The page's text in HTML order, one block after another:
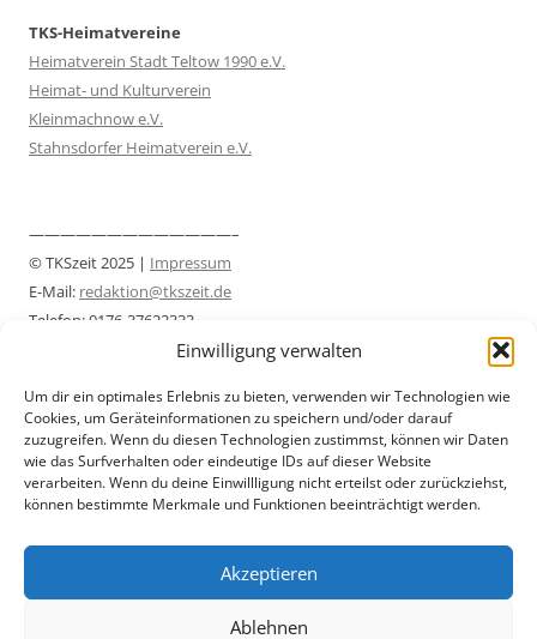
Einwilligung verwalten
Um dir ein optimales Erlebnis zu bieten, verwenden wir Technologien wie
Cookies, um Geräteinformationen zu speichern und/oder darauf
zuzugreifen. Wenn du diesen Technologien zustimmst, können wir Daten
wie das Surfverhalten oder eindeutige IDs auf dieser Website
verarbeiten. Wenn du deine Einwillligung nicht erteilst oder zurückziehst,
können bestimmte Merkmale und Funktionen beeinträchtigt werden.
Akzeptieren
Ablehnen
TKS-Heimatvereine
Heimatverein Stadt Teltow 1990 e.V.
Heimat- und Kulturverein
Kleinmachnow e.V.
Stahnsdorfer Heimatverein e.V.
—————————————–
© TKSzeit 2025 | Impressum
E-Mail: redaktion@tkszeit.de
Telefon: 0176-37622333
Datenschutzerklärung